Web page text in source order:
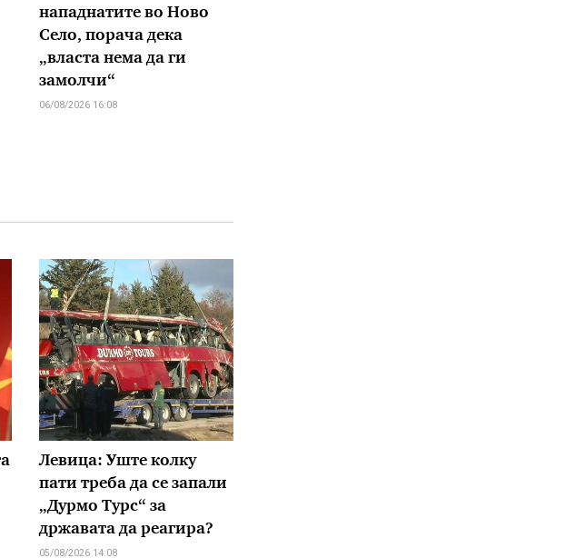
нападнатите во Ново
Село, порача дека
„власта нема да ги
замолчи“
06/08/2026 16:08
Левица: Уште колку
пати треба да се запали
„Дурмо Турс“ за
државата да реагира?
05/08/2026 14:08